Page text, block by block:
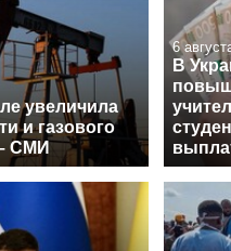
увеличила
и газового
СМИ
6
В